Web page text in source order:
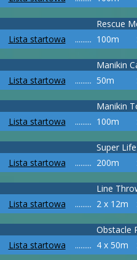
Rescue
Lista startowa ......... 100m
Manikin
Lista startowa ......... 50m
Manikin
Lista startowa ......... 100m
Super
Lista startowa ......... 200m
Line
Lista startowa ......... 2 x 12m
Obstacle
Lista startowa ......... 4 x 50m